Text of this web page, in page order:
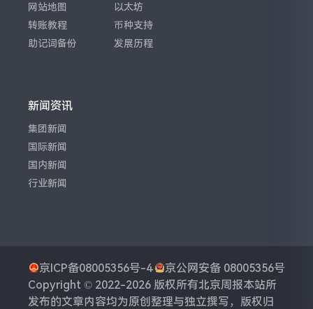
网站地图
转账教程
助记词备份
以太坊
币种支持
发展历程
新闻资讯
集团新闻
国际新闻
国内新闻
行业新闻
京ICP备08005356号-4
京公网安备 08005356号
Copyright © 2022-2026 版权所有北京周报本站所
发布的文章内容均为原创整理与独立撰写，版权归